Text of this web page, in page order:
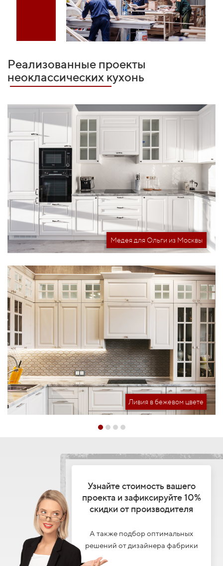
Реализованные проекты
неоклассических кухонь
Медея для Ольги из Москвы
Ливия в бежевом цвете
Узнайте стоимость вашего
проекта и зафиксируйте 10%
скидки от производителя
А также подбор оптимальных
решений от дизайнера фабрики